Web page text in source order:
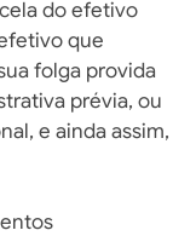
do efetivo
que
folga provida
prévia, ou
e ainda assim,